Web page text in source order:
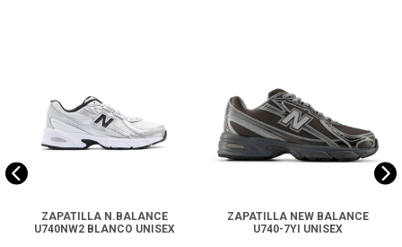
ZAPATILLA N.BALANCE
U740NW2 BLANCO UNISEX
ZAPATILLA NEW BALANCE
U740-7YI UNISEX